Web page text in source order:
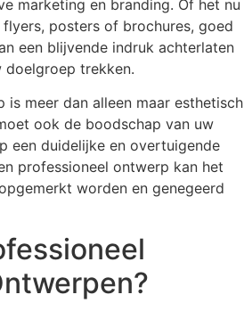
marketing en branding. Of het nu
posters of brochures, goed
een blijvende indruk achterlaten
doelgroep trekken.
is meer dan alleen maar esthetisch
ook de boodschap van uw
een duidelijke en overtuigende
professioneel ontwerp kan het
worden en genegeerd